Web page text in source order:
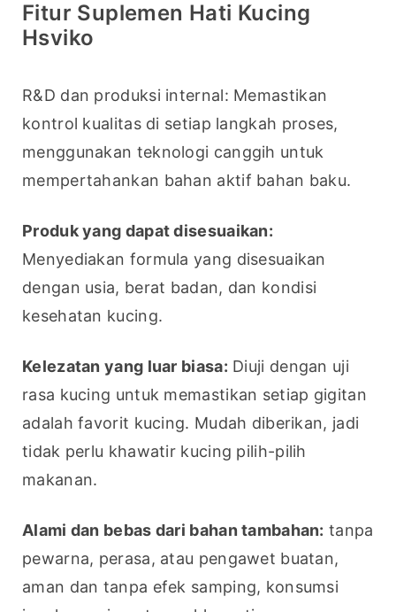
Fitur Suplemen Hati Kucing
Hsviko
R&D dan produksi internal: Memastikan
kontrol kualitas di setiap langkah proses,
menggunakan teknologi canggih untuk
mempertahankan bahan aktif bahan baku.
Produk yang dapat disesuaikan:
Menyediakan formula yang disesuaikan
dengan usia, berat badan, dan kondisi
kesehatan kucing.
Kelezatan yang luar biasa: Diuji dengan uji
rasa kucing untuk memastikan setiap gigitan
adalah favorit kucing. Mudah diberikan, jadi
tidak perlu khawatir kucing pilih-pilih
makanan.
Alami dan bebas dari bahan tambahan: tanpa
pewarna, perasa, atau pengawet buatan,
aman dan tanpa efek samping, konsumsi